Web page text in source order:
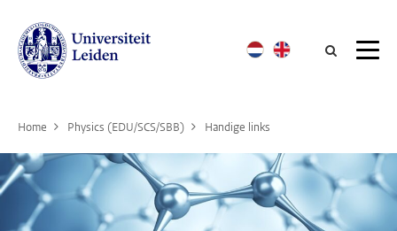
Home Physics (EDU/SCS/SBB) Handige links